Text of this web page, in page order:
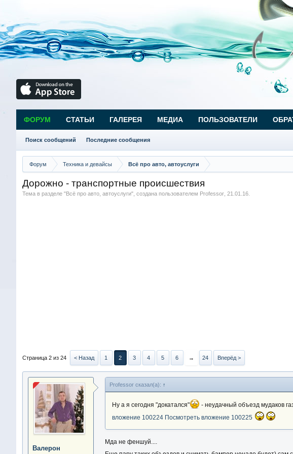
Форум Техника и девайсы Всё про авто, автоуслуги
Дорожно - транспортные происшествия
Тема в разделе "Всё про авто, автоуслуги", создана пользователем Professor, 21.01.16.
Страница 2 из 24 < Назад 1 2 3 4 5 6 → 24 Вперёд >
Валерон
Professor сказал(а): ↑
Ну а я сегодня "докатался" - неудачный объезд мудаков
вложение 100224 Посмотреть вложение 100225
Мда не феншуй....
ФОРУМ
Поиск сообщений Последние сообщения
СТАТЬИ ГАЛЕРЕЯ МЕДИА ПОЛЬЗОВАТЕЛИ